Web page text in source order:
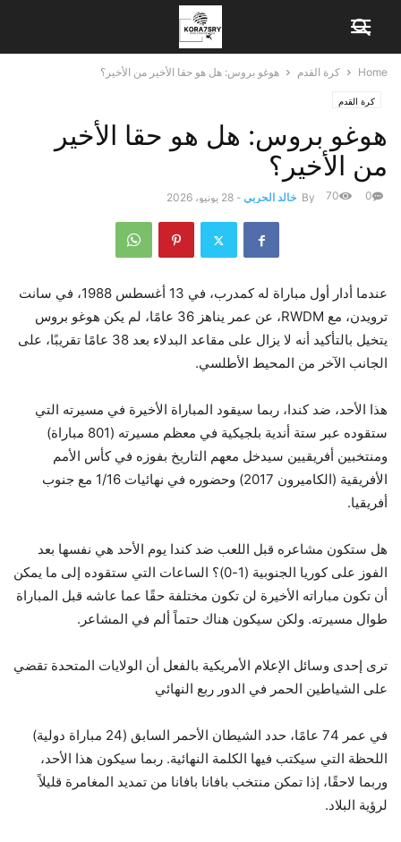
Home كرة القدم هوغو بروس: هل هو حقا الأخير من الأخير؟
كرة القدم
هوغو بروس: هل هو حقا الأخير
من الأخير؟
By خالد الحربي - 28 يونيو، 2026 0
70
عندما أدار أول مباراة له كمدرب، في 13 أغسطس 1988، في سانت
ترويدن، مع RWDM، عن عمر يناهز 36 عامًا، لم يكن هوغو بروس
يتخيل بالتأكيد أنه لا يزال على مقاعد البدلاء بعد 38 عامًا تقريبًا، على
الجانب الآخر من المحيط الأطلسي.
هذا الأحد، ضد كندا، ربما سيقود المباراة الأخيرة في مسيرته التي
ستقوده عبر ستة أندية بلجيكية في معظم مسيرته (801 مباراة)
ومنتخبين أفريقيين سيدخل معهم التاريخ بفوزه في كأس الأمم
الأفريقية (الكاميرون 2017) وحضوره في نهائيات 1/16 مع جنوب
أفريقيا.
هل ستكون مشاعره قبل اللعب ضد كندا يوم الأحد هي نفسها بعد
الفوز على كوريا الجنوبية (1-0)؟ الساعات التي ستقوده إلى ما يمكن
أن تكون مباراته الأخيرة لن تكون مختلفة حقًا عما عاشه قبل المباراة
طوال مسيرته. ولكن سيكون هناك حتماً ألم في المشاعر.
ترى إحدى وسائل الإعلام الأمريكية بالفعل أن الولايات المتحدة تقضي
على الشياطين الحمر في الدور ربع النهائي
في عمر 74 عامًا، حدد الشيطان الأحمر السابق (24 مباراة دولية)
اللحظة التي سيكتب فيها الكلمة النهائية. ربما سيكون هذا الأحد،
وربما لاحقًا، إذا تمكن منتخب بافانا بافانا من تمديد المغامرة قليلاً
لرؤية البلاد.